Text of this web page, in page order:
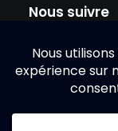
Nous suivre